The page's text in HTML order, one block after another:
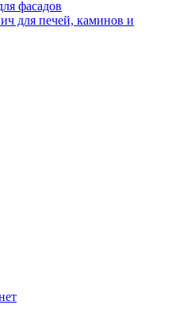
фасадов
для печей, каминов и